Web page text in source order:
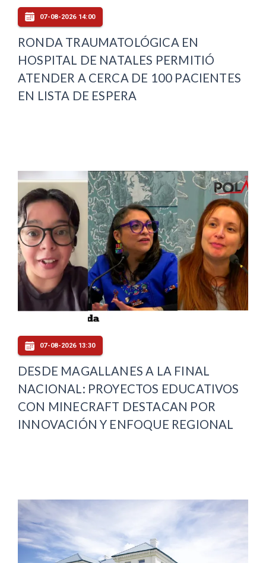
07-08-2026 14:00
RONDA TRAUMATOLÓGICA EN
HOSPITAL DE NATALES PERMITIÓ
ATENDER A CERCA DE 100 PACIENTES
EN LISTA DE ESPERA
07-08-2026 13:30
DESDE MAGALLANES A LA FINAL
NACIONAL: PROYECTOS EDUCATIVOS
CON MINECRAFT DESTACAN POR
INNOVACIÓN Y ENFOQUE REGIONAL